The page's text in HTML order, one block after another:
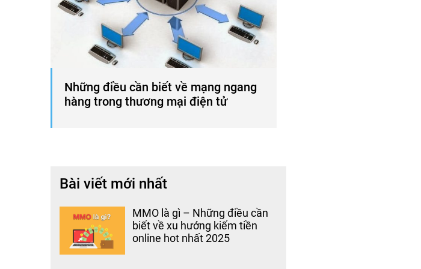
Những điều cần biết về mạng ngang
hàng trong thương mại điện tử
Bài viết mới nhất
MMO là gì – Những điều cần
biết về xu hướng kiếm tiền
online hot nhất 2025